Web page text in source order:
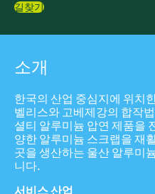
길찾기
소개
한국의 산업 중심지에 위치
벨리스와 고베제강의 합작
셜티 알루미늄 압연 제품을
양한 알루미늄 스크랩을 재
곳을 생산하는 울산 알루미
니다.
서비스 산업